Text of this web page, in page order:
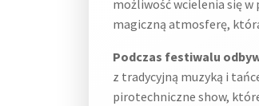
możliwość wcielenia się
magiczną atmosferę,
Podczas festiwalu
z tradycyjną muzyką i
pirotechniczne show,